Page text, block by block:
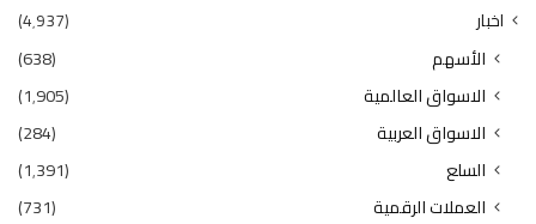
اخبار (4٬937)
الأسهم
(638)
الاسواق العالمية
(1٬905)
الاسواق العربية
(284)
السلع
(1٬391)
العملات الرقمية
(731)